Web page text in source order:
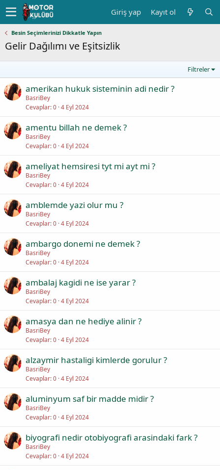
Giriş yap Kayıt ol
Besin Seçimlerinizi Dikkatle Yapın
Gelir Dağılımı ve Eşitsizlik
Filtreler
amerikan hukuk sisteminin adi nedir ?
BasriBey
Cevaplar 0 4 Eyl 2024
amentu billah ne demek ?
BasriBey
Cevaplar 0 4 Eyl 2024
ameliyat hemsiresi tyt mi ayt mi ?
BasriBey
Cevaplar 0 4 Eyl 2024
amblemde yazi olur mu ?
BasriBey
Cevaplar 0 4 Eyl 2024
ambargo donemi ne demek ?
BasriBey
Cevaplar 0 4 Eyl 2024
ambalaj kagidi ne ise yarar ?
BasriBey
Cevaplar 0 4 Eyl 2024
amasya dan ne hediye alinir ?
BasriBey
Cevaplar 0 4 Eyl 2024
alzaymir hastaligi kimlerde gorulur ?
BasriBey
Cevaplar 0 4 Eyl 2024
aluminyum saf bir madde midir ?
BasriBey
Cevaplar 0 4 Eyl 2024
biyografi nedir otobiyografi arasindaki fark ?
BasriBey
Cevaplar 0 4 Eyl 2024